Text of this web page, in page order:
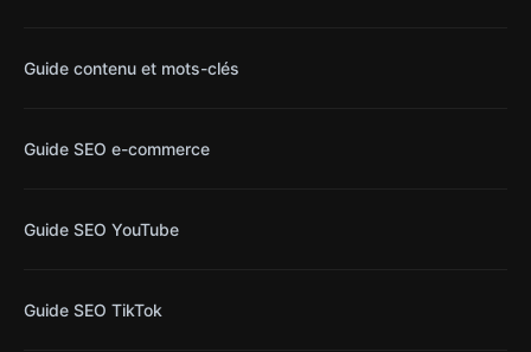
Guide contenu et mots-clés
Guide SEO e-commerce
Guide SEO YouTube
Guide SEO TikTok